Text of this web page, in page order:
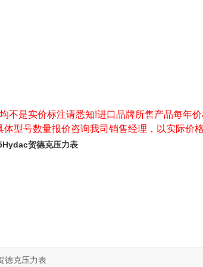
不是实价标注请悉知!进口品牌所售产品每年
型号数量报价咨询我司销售经理，以实际价格
贺德克压力表